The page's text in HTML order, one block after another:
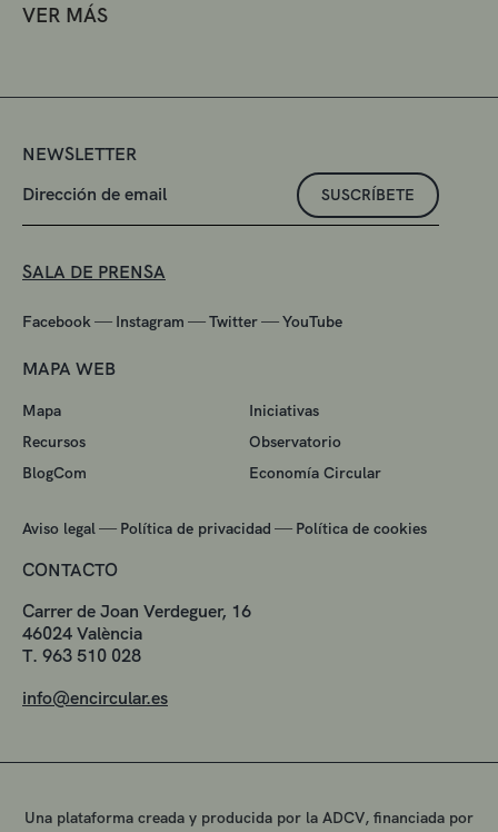
VER MÁS
NEWSLETTER
SUSCRÍBETE
SALA DE PRENSA
Facebook — Instagram —Twitter—YouTube
MAPA WEB
Mapa
Iniciativas
Recursos
Observatorio
BlogCom
Economía Circular
Aviso legal — Política de privacidad — Política de cookies
CONTACTO
Carrer de Joan Verdeguer, 16
46024 València
T. 963 510 028
info@encircular.es
Una plataforma creada y producida por la ADCV, financiada por